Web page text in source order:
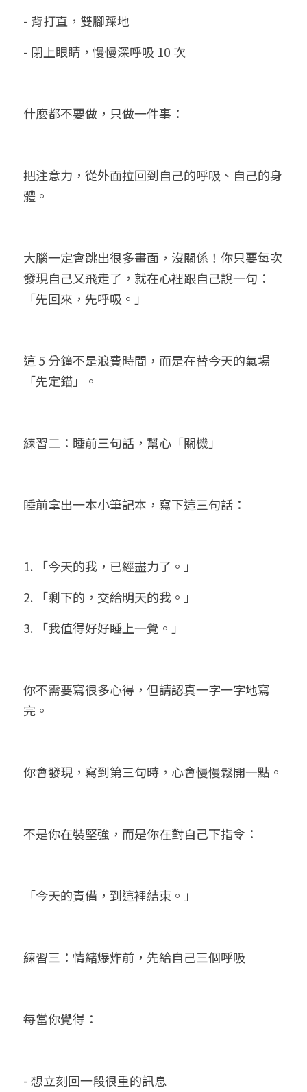
- 背打直，雙腳踩地
- 閉上眼睛，慢慢深呼吸 10 次
什麼都不要做，只做一件事：
把注意力，從外面拉回到自己的呼吸、自己的身
體。
大腦一定會跳出很多畫面，沒關係！你只要每次
發現自己又飛走了，就在心裡跟自己說一句：
「先回來，先呼吸。」
這 5 分鐘不是浪費時間，而是在替今天的氣場
「先定錨」。
練習二：睡前三句話，幫心「關機」
睡前拿出一本小筆記本，寫下這三句話：
1. 「今天的我，已經盡力了。」
2. 「剩下的，交給明天的我。」
3. 「我值得好好睡上一覺。」
你不需要寫很多心得，但請認真一字一字地寫
完。
你會發現，寫到第三句時，心會慢慢鬆開一點。
不是你在裝堅強，而是你在對自己下指令：
「今天的責備，到這裡結束。」
練習三：情緒爆炸前，先給自己三個呼吸
每當你覺得：
- 想立刻回一段很重的訊息